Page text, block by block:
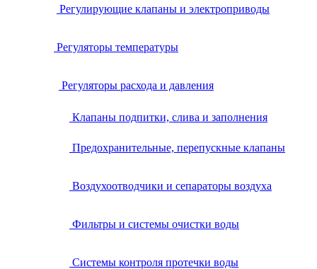
Регулирующие клапаны и электроприводы
Регуляторы температуры
Регуляторы расхода и давления
Клапаны подпитки, слива и заполнения
Предохранительные, перепускные клапаны
Воздухоотводчики и сепараторы воздуха
Фильтры и системы очистки воды
Системы контроля протечки воды